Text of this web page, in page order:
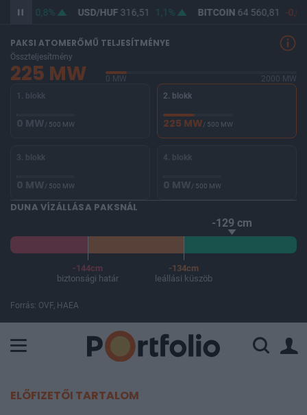
0,8% USD/HUF316,51 1,1% BITCOIN64 560,81 -
PAKSI ATOMERŐMŰ TELJESÍTMÉNYE
Összteljesítmény
225 MW 0 MW
2000 MW
1. blokk
0 MW/ 500 MW
2. blokk
225 MW/ 500 MW
3. blokk
0 MW/ 500 MW
4. blokk
0 MW/ 500 MW
DUNA VÍZÁLLÁSA PAKSNÁL
-129 cm
-144cm
biztonsági határ
-134cm
leállási küszöb
Forrás: OVF, HAEA
ELŐFIZETŐI TARTALOM